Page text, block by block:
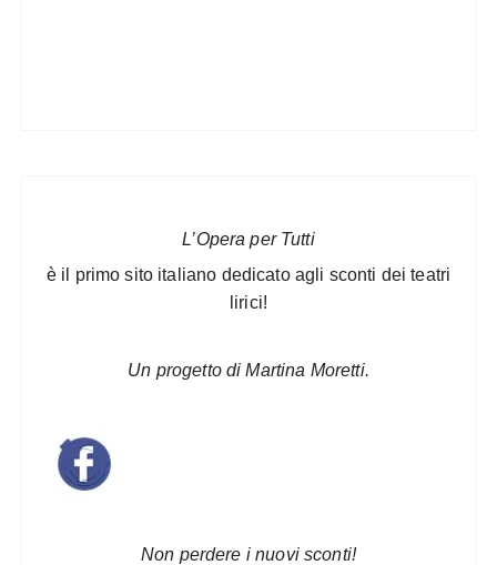
L’Opera per Tutti
è il primo sito italiano dedicato agli sconti dei teatri
lirici!
Un progetto di Martina Moretti.
Non perdere i nuovi sconti!